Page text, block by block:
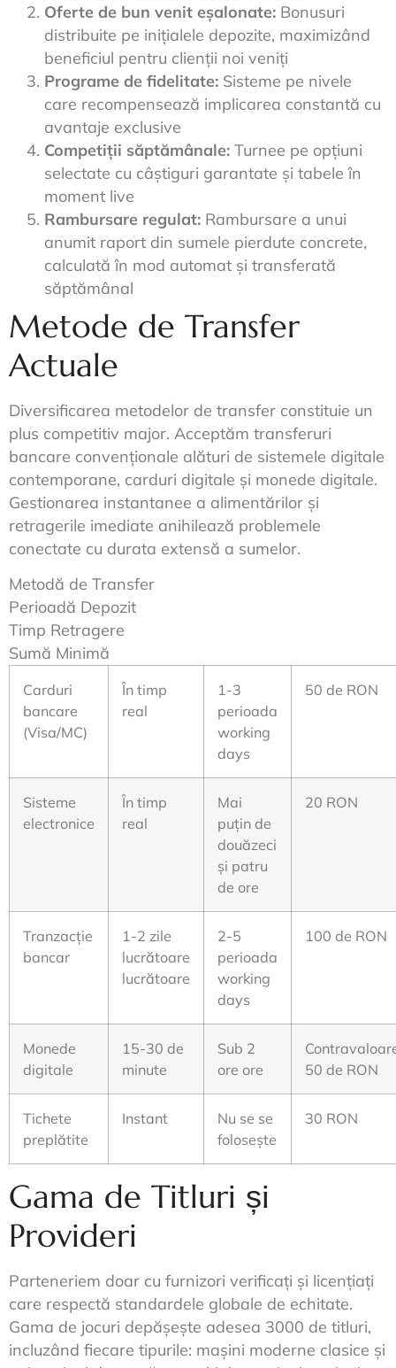
Oferte de bun venit eșalonate: Bonusuri
distribuite pe inițialele depozite, maximizând
beneficiul pentru clienții noi veniți
Programe de fidelitate: Sisteme pe nivele
care recompensează implicarea constantă cu
avantaje exclusive
Competiții săptămânale: Turnee pe opțiuni
selectate cu câștiguri garantate și tabele în
moment live
Rambursare regulat: Rambursare a unui
anumit raport din sumele pierdute concrete,
calculată în mod automat și transferată
săptămânal
Metode de Transfer
Actuale
Diversificarea metodelor de transfer constituie un
plus competitiv major. Acceptăm transferuri
bancare convenționale alături de sistemele digitale
contemporane, carduri digitale și monede digitale.
Gestionarea instantanee a alimentărilor și
retragerile imediate anihilează problemele
conectate cu durata extensă a sumelor.
Metodă de Transfer
Perioadă Depozit
Timp Retragere
Sumă Minimă
Carduri
bancare
(Visa/MC)
În timp
real
1-3
perioada
working
days
50 de RON
Sisteme
electronice
În timp
real
Mai
puțin de
douăzeci
și patru
de ore
20 RON
Tranzacție
bancar
1-2 zile
lucrătoare
lucrătoare
2-5
perioada
working
days
100 de RON
Monede
digitale
15-30 de
minute
Sub 2
ore ore
50 de RON
Tichete
preplătite
Instant
Nu se se
folosește
30 RON
Gama de Titluri și
Provideri
Parteneriem doar cu furnizori verificați și licențiați
care respectă standardele globale de echitate.
Gama de jocuri depășește adesea 3000 de titluri,
incluzând fiecare tipurile: mașini moderne clasice și